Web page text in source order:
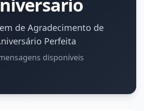
de Agradecimento de
Perfeita
disponíveis